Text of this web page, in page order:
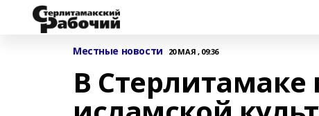
Местные новости 20 МАЯ , 09:36
В Стерлитамаке